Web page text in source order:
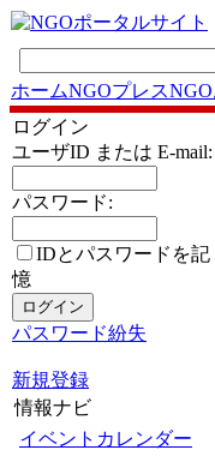
ホームNGOプレス
ログイン
ユーザID または E-mail:
パスワード:
IDとパスワードを記
憶
パスワード紛失
新規登録
情報ナビ
イベントカレンダー